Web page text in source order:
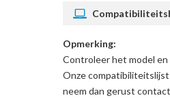
Opmerking:
Controleer het model en
Onze
neem dan gerust